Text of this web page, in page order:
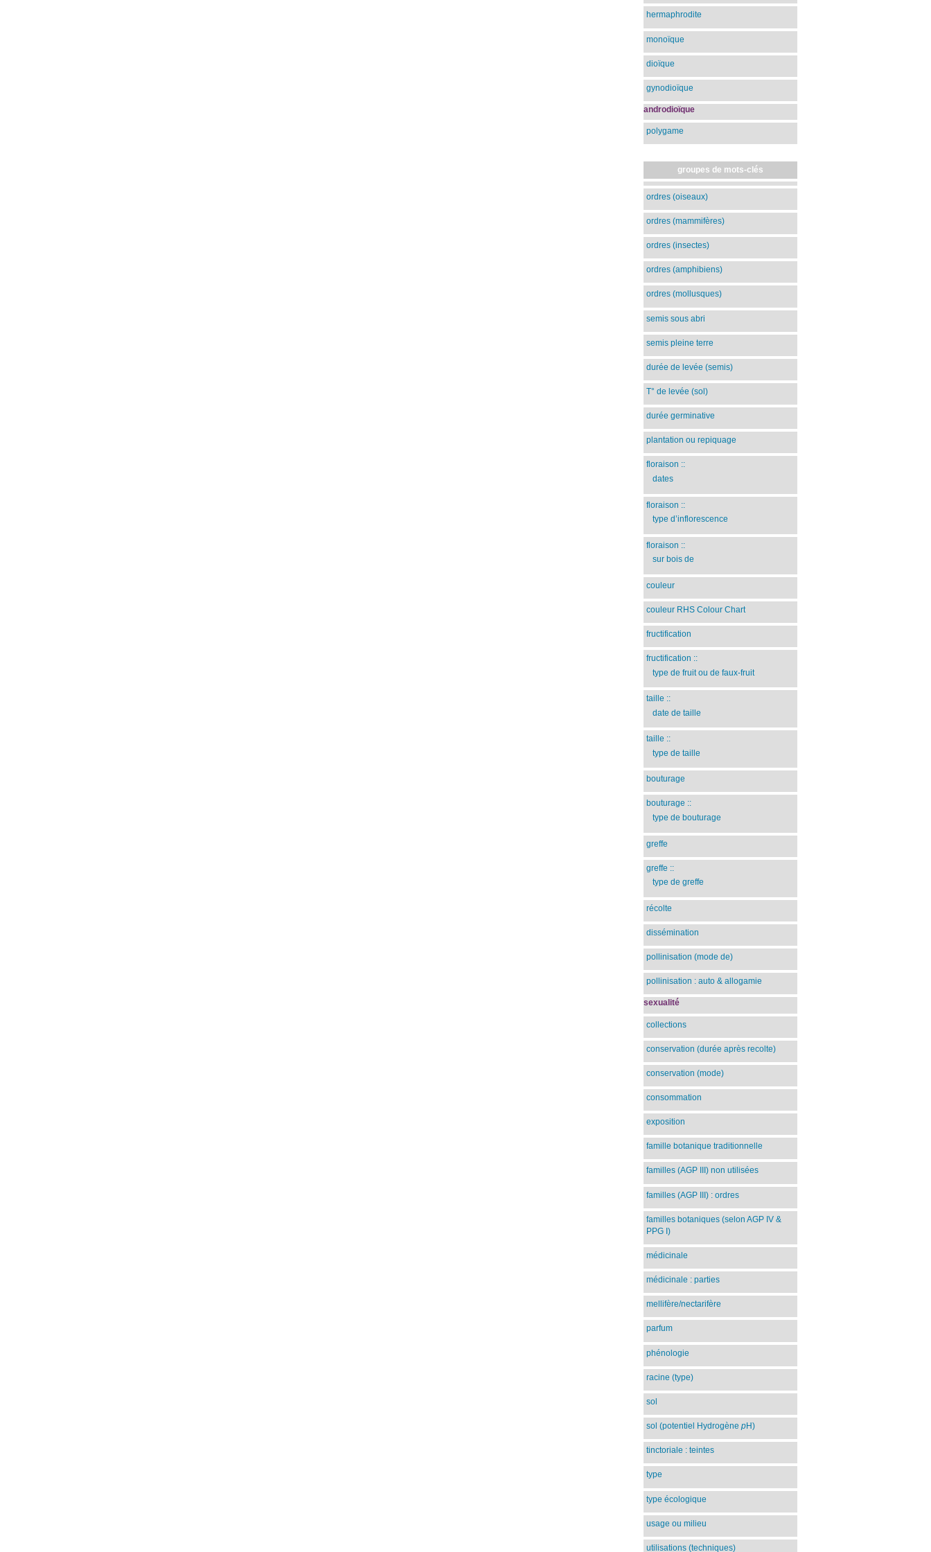
hermaphrodite
monoïque
dioïque
gynodioïque
androdioïque
polygame
groupes de mots-clés
ordres (oiseaux)
ordres (mammifères)
ordres (insectes)
ordres (amphibiens)
ordres (mollusques)
semis sous abri
semis pleine terre
durée de levée (semis)
T° de levée (sol)
durée germinative
plantation ou repiquage
floraison ::
dates
floraison ::
type d’inflorescence
floraison ::
sur bois de
couleur
couleur RHS Colour Chart
fructification
fructification ::
type de fruit ou de faux-fruit
taille ::
date de taille
taille ::
type de taille
bouturage
bouturage ::
type de bouturage
greffe
greffe ::
type de greffe
récolte
dissémination
pollinisation (mode de)
pollinisation : auto & allogamie
sexualité
collections
conservation (durée après recolte)
conservation (mode)
consommation
exposition
famille botanique traditionnelle
familles (AGP III) non utilisées
familles (AGP III) : ordres
familles botaniques (selon AGP IV &
PPG I)
médicinale
médicinale : parties
mellifère/nectarifère
parfum
phénologie
racine (type)
sol
sol (potentiel HydrogènepH)
tinctoriale : teintes
type
type écologique
usage ou milieu
utilisations (techniques)